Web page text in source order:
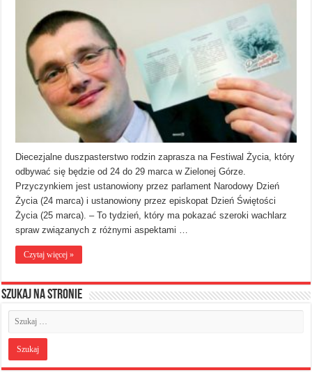
Diecezjalne duszpasterstwo rodzin zaprasza na Festiwal Życia, który
odbywać się będzie od 24 do 29 marca w Zielonej Górze.
Przyczynkiem jest ustanowiony przez parlament Narodowy Dzień
Życia (24 marca) i ustanowiony przez episkopat Dzień Świętości
Życia (25 marca). – To tydzień, który ma pokazać szeroki wachlarz
spraw związanych z różnymi aspektami …
Czytaj więcej »
Szukaj na stronie